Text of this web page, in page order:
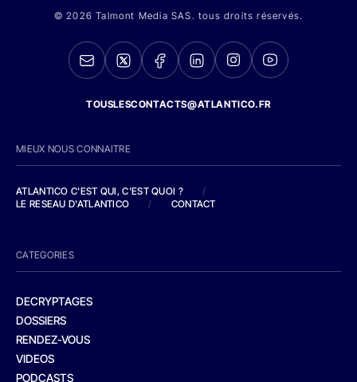
© 2026 Talmont Media SAS. tous droits réservés.
TOUSLESCONTACTS@ATLANTICO.FR
MIEUX NOUS CONNAITRE
ATLANTICO C'EST QUI, C'EST QUOI ?
/
LE RESEAU D'ATLANTICO
/ CONTACT
CATEGORIES
DECRYPTAGES
DOSSIERS
RENDEZ-VOUS
VIDEOS
PODCASTS